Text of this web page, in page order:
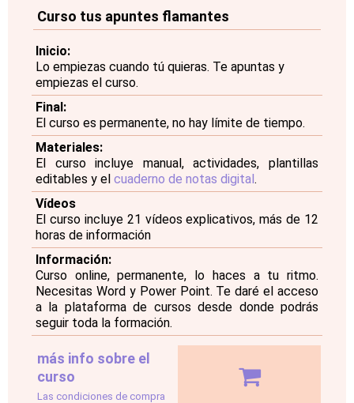
Curso tus apuntes flamantes
Inicio:
Lo empiezas cuando tú quieras. Te apuntas y
empiezas el curso.
Final:
El curso es permanente, no hay límite de tiempo.
Materiales:
El curso incluye manual, actividades, plantillas
editables y el cuaderno de notas digital.
Vídeos
El curso incluye 21 vídeos explicativos, más de 12
horas de información
Información:
Curso online, permanente, lo haces a tu ritmo.
Necesitas Word y Power Point. Te daré el acceso
a la plataforma de cursos desde donde podrás
seguir toda la formación.
más info sobre el
curso
Las condiciones de compra